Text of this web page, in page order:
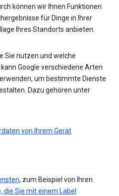
können wir Ihnen Funktionen
für Dinge in Ihrer
Ihres Standorts anbieten.
Sie nutzen und welche
Google verschiedene Arten
um bestimmte Dienste
Dazu gehören unter
von Ihrem Gerät
, zum Beispiel von Ihren
die Sie mit einem Label